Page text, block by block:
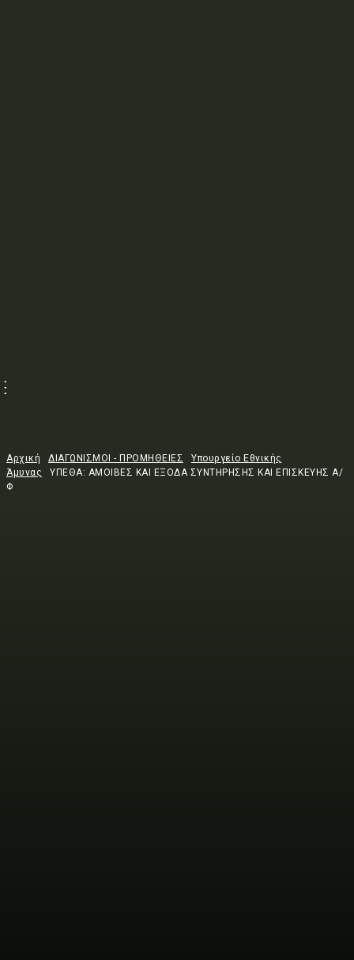
Αρχική ΔΙΑΓΩΝΙΣΜΟΙ - ΠΡΟΜΗΘΕΙΕΣ
Υπουργείο Εθνικής
Άμυνας
ΥΠΕΘΑ: ΑΜΟΙΒΕΣ ΚΑΙ ΕΞΟΔΑ ΣΥΝΤΗΡΗΣΗΣ ΚΑΙ ΕΠΙΣΚΕΥΗΣ Α/
Φ